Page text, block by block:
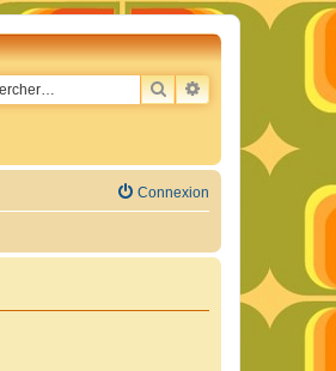
RECHERCHER
RECHERCHE
Connexion